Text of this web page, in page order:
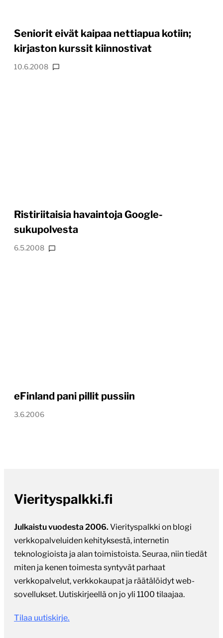
Seniorit eivät kaipaa nettiapua kotiin;
kirjaston kurssit kiinnostivat
10.6.2008
Ristiriitaisia havaintoja Google-
sukupolvesta
6.5.2008
eFinland pani pillit pussiin
3.6.2006
Vierityspalkki.fi
Julkaistu vuodesta 2006. Vierityspalkki on blogi
verkkopalveluiden kehityksestä, internetin
teknologioista ja alan toimistoista. Seuraa, niin tiedät
miten ja kenen toimesta syntyvät parhaat
verkkopalvelut, verkkokaupat ja räätälöidyt web-
sovellukset. Uutiskirjeellä on jo yli 1100 tilaajaa.
Tilaa uutiskirje.